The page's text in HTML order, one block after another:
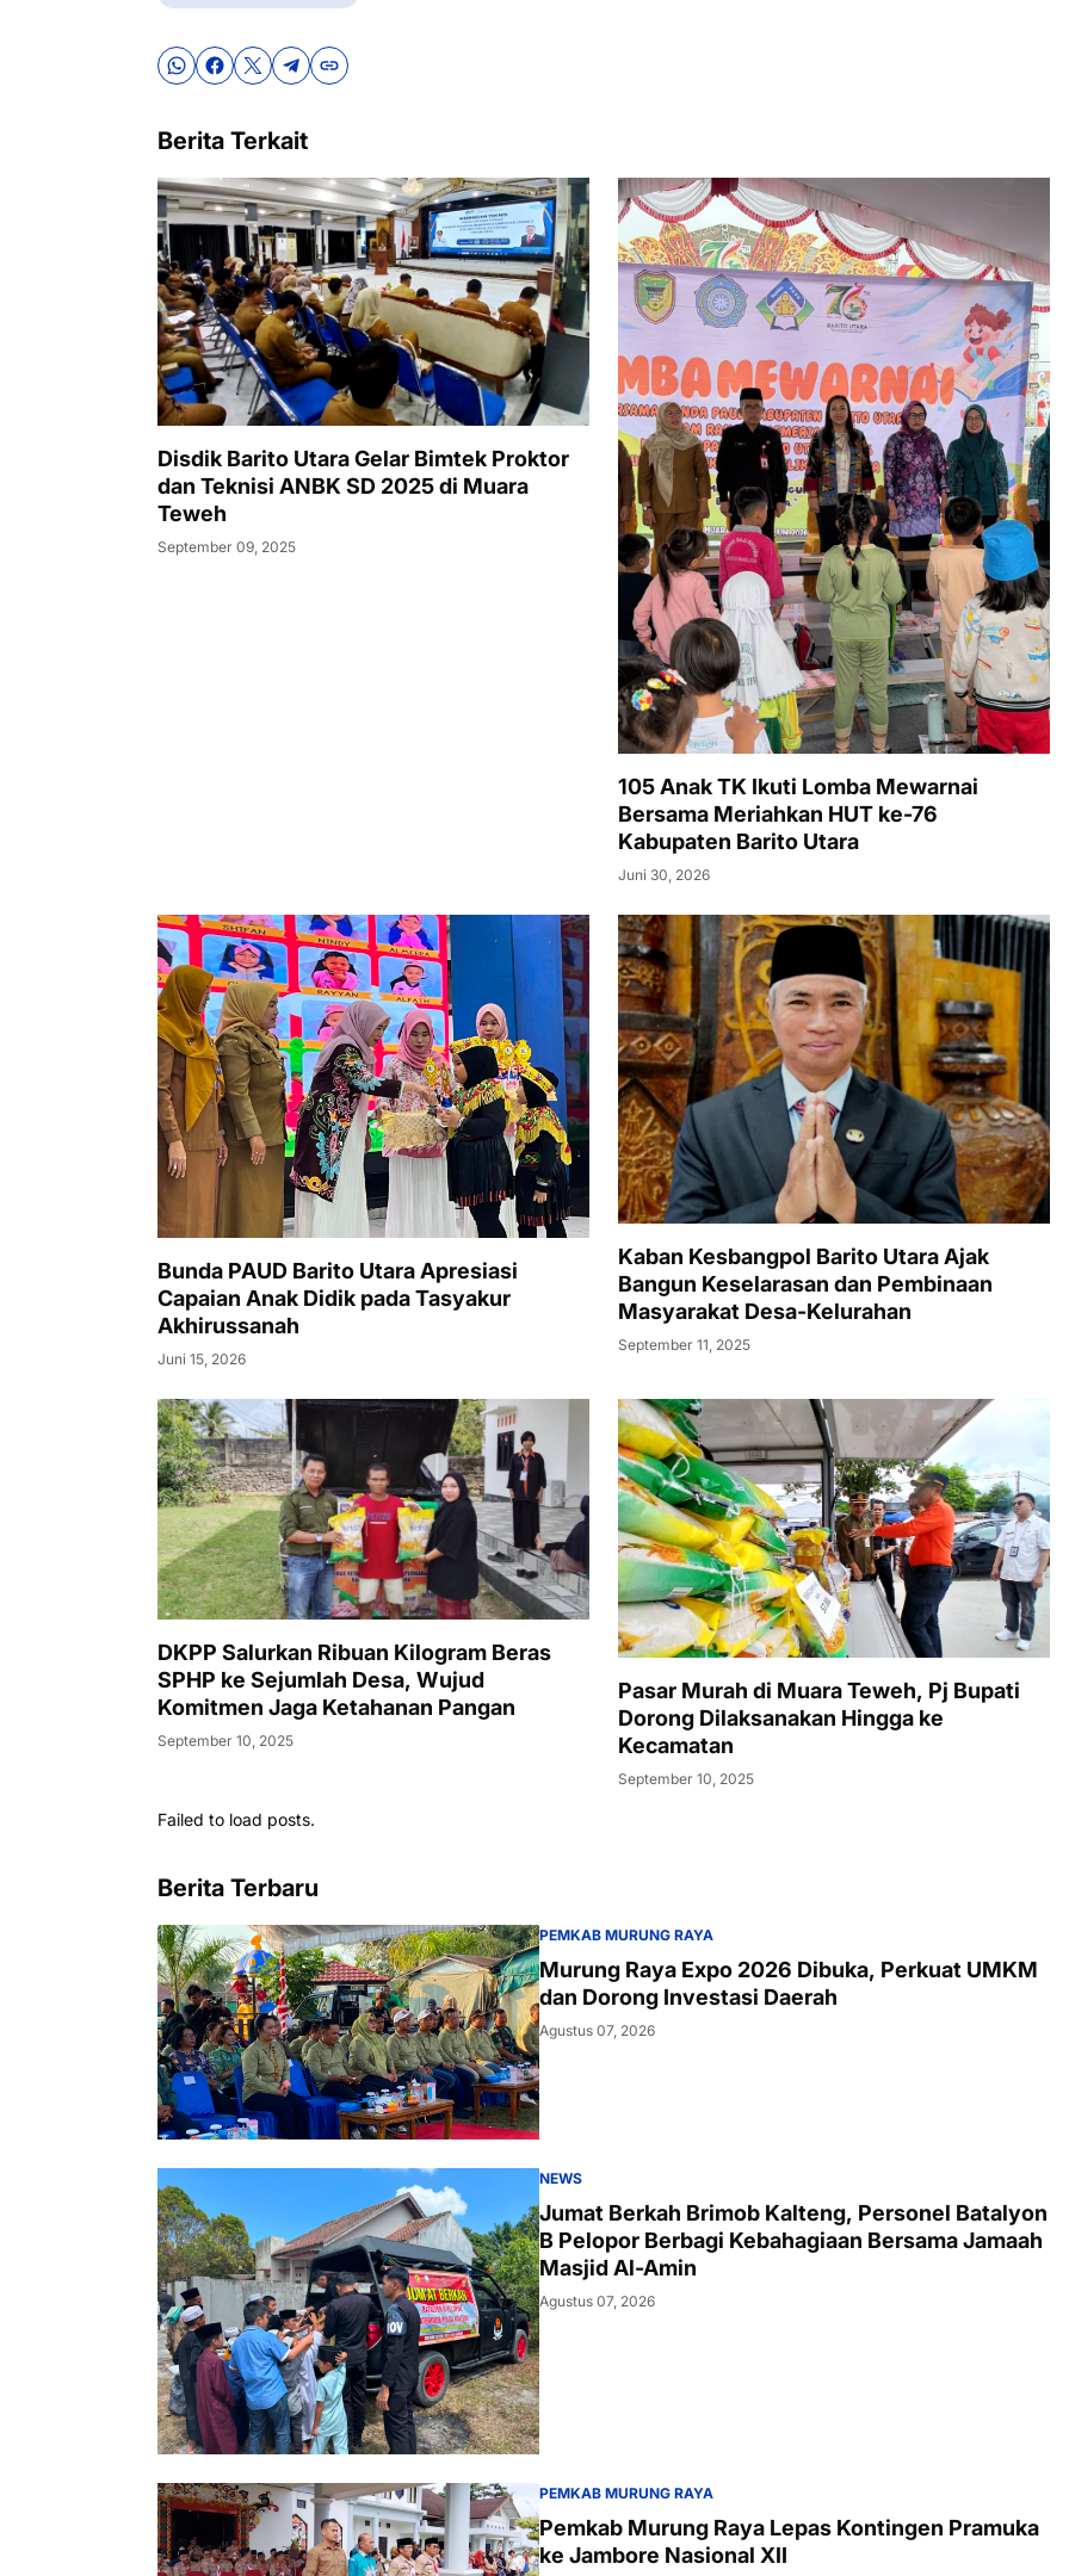
Berita Terkait
Disdik Barito Utara Gelar Bimtek Proktor
dan Teknisi ANBK SD 2025 di Muara
Teweh
September 09, 2025
105 Anak TK Ikuti Lomba Mewarnai
Bersama Meriahkan HUT ke-76
Kabupaten Barito Utara
Juni 30, 2026
Bunda PAUD Barito Utara Apresiasi
Capaian Anak Didik pada Tasyakur
Akhirussanah
Juni 15, 2026
Kaban Kesbangpol Barito Utara Ajak
Bangun Keselarasan dan Pembinaan
Masyarakat Desa-Kelurahan
September 11, 2025
DKPP Salurkan Ribuan Kilogram Beras
SPHP ke Sejumlah Desa, Wujud
Komitmen Jaga Ketahanan Pangan
September 10, 2025
Pasar Murah di Muara Teweh, Pj Bupati
Dorong Dilaksanakan Hingga ke
Kecamatan
September 10, 2025
Failed to load posts.
Berita Terbaru
PEMKAB MURUNG RAYA
Murung Raya Expo 2026 Dibuka, Perkuat UMKM
dan Dorong Investasi Daerah
Agustus 07, 2026
NEWS
Jumat Berkah Brimob Kalteng, Personel Batalyon
B Pelopor Berbagi Kebahagiaan Bersama Jamaah
Masjid Al-Amin
Agustus 07, 2026
PEMKAB MURUNG RAYA
Pemkab Murung Raya Lepas Kontingen Pramuka
ke Jambore Nasional XII